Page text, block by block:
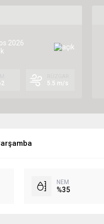
2026
5.5 m/s
NEM
%35